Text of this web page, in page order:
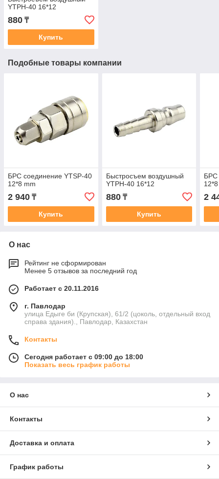
YTPH-40 16*12
880 ₸
Купить
Подобные товары компании
БРС соединение YTSP-40
12*8 mm
2 940 ₸
Купить
Быстросъем воздушный
YTPH-40 16*12
880₸
Купить
БРС
12*8
2
О нас
Рейтинг не сформирован
Менее 5 отзывов за последний год
Работает с 20.11.2016
г. Павлодар
улица Едыге би (Крупская), 61/2 (цоколь, отдельный вход
справа здания)., Павлодар, Казахстан
Контакты
Сегодня работает с 09:00 до 18:00
Показать весь график работы
О нас
Контакты
Доставка и оплата
График работы